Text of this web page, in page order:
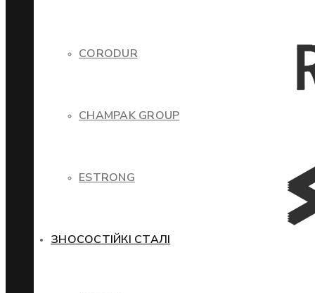
CORODUR
CHAMPAK GROUP
ESTRONG
ЗНОСОСТІЙКІ СТАЛІ